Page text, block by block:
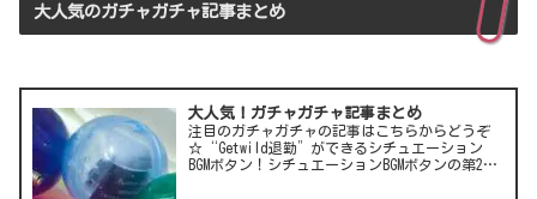
大人気のガチャガチャ記事まとめ
大人気！ガチャガチャ記事まとめ
注目のガチャガチャの記事はこちらからどうぞ
☆“Getwild退勤”ができるシチュエーション
BGMボタン！シチュエーションBGMボタンの第2